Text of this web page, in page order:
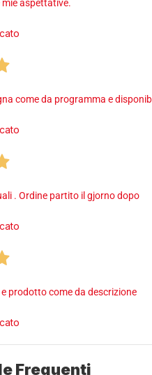
mie aspettative.
come da programma e
. Ordine partito il gjorno dopo
prodotto come da descrizione
Frequenti